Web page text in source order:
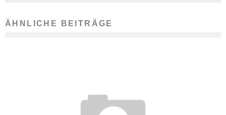
ÄHNLICHE BEITRÄGE